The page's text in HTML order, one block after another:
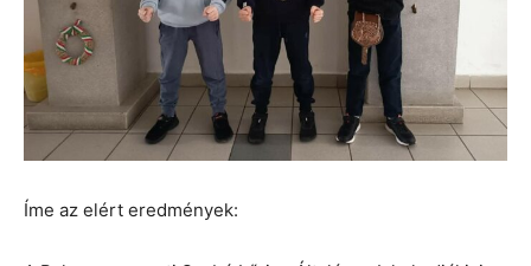
Íme az elért eredmények: